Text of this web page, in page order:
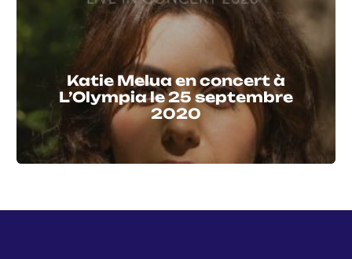
Katie Melua en concert à
L’Olympia le 25 septembre
2020